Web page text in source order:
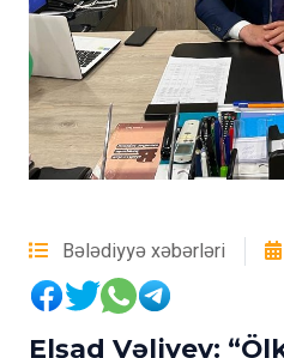
Bələdiyyə xəbərləri
Elşad Vəliyev: